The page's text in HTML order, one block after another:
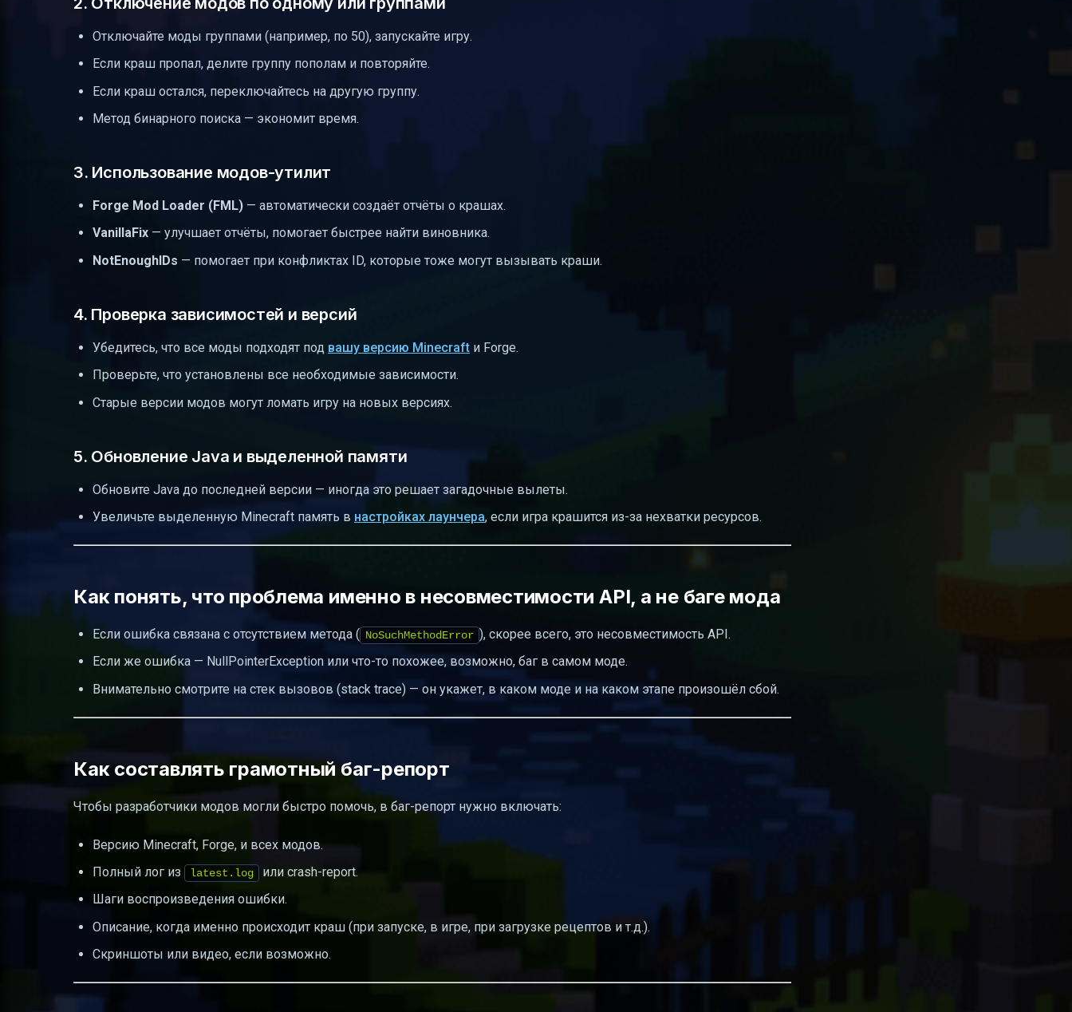
Отключайте моды группами (например, по 50), запускайте игру.
Если краш пропал, делите группу пополам и повторяйте.
Если краш остался, переключайтесь на другую группу.
Метод бинарного поиска — экономит время.
3. Использование модов-утилит
Forge Mod Loader (FML) — автоматически создаёт отчёты о крашах.
VanillaFix — улучшает отчёты, помогает быстрее найти виновника.
NotEnoughIDs — помогает при конфликтах ID, которые тоже могут вызывать краши.
4. Проверка зависимостей и версий
Убедитесь, что все моды подходят под вашу версию Minecraft и Forge.
Проверьте, что установлены все необходимые зависимости.
Старые версии модов могут ломать игру на новых версиях.
5. Обновление Java и выделенной памяти
Обновите Java до последней версии — иногда это решает загадочные вылеты.
Увеличьте выделенную Minecraft память в настройках лаунчера, если игра крашится из-за нехватки ресурсов.
Как понять, что проблема именно в несовместимости API, а не баге мода
Если ошибка связана с отсутствием метода ( NoSuchMethodError ), скорее всего, это несовместимость API.
Если же ошибка — NullPointerException или что-то похожее, возможно, баг в самом моде.
Внимательно смотрите на стек вызовов (stack trace) — он укажет, в каком моде и на каком этапе произошёл сбой.
Как составлять грамотный баг-репорт
Чтобы разработчики модов могли быстро помочь, в баг-репорт нужно включать:
Версию Minecraft, Forge, и всех модов.
Полный лог из
latest.log
или crash-report.
Шаги воспроизведения ошибки.
Описание, когда именно происходит краш (при запуске, в игре, при загрузке рецептов и т.д.).
Скриншоты или видео, если возможно.